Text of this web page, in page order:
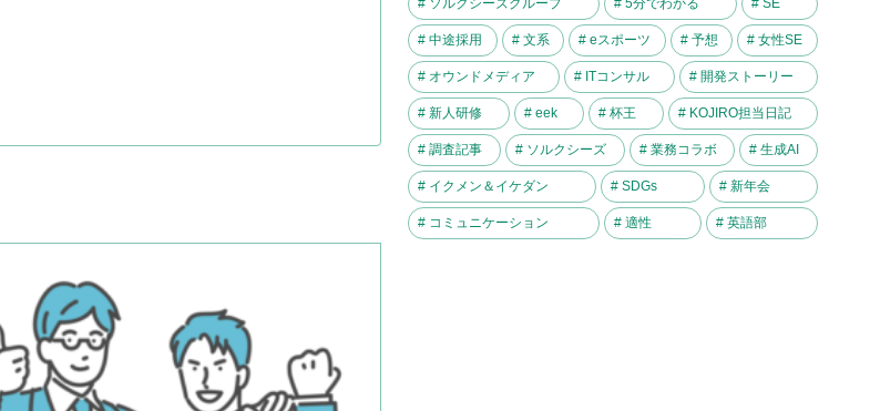
# ソルクシーズグループ # 5分でわかる # SE
# 中途採用 # 文系 # eスポーツ # 予想 # 女性SE
# オウンドメディア # ITコンサル # 開発ストーリー
# 新人研修 # eek # 杯王 # KOJIRO担当日記
# 調査記事 # ソルクシーズ # 業務コラボ # 生成AI
# イクメン＆イケダン # SDGs # 新年会
# コミュニケーション # 適性 # 英語部